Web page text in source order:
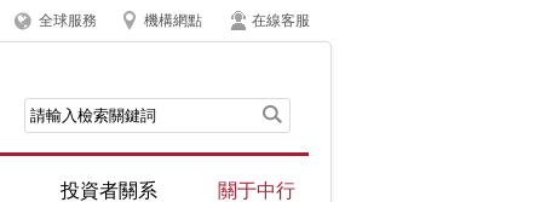
全球服務 機構網點 在線客服
投資者關系 關于中行